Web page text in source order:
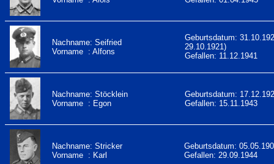
Nachname: Seifried
Vorname : Alfons
Geburtsdatum:
29.10.1921)
Gefallen: 11.12.1941
Nachname: Stöcklein
Vorname : Egon
Geburtsdatum:
Gefallen: 15.11.1943
Nachname: Stricker
Vorname : Karl
Geburtsdatum:
Gefallen: 29.09.1944